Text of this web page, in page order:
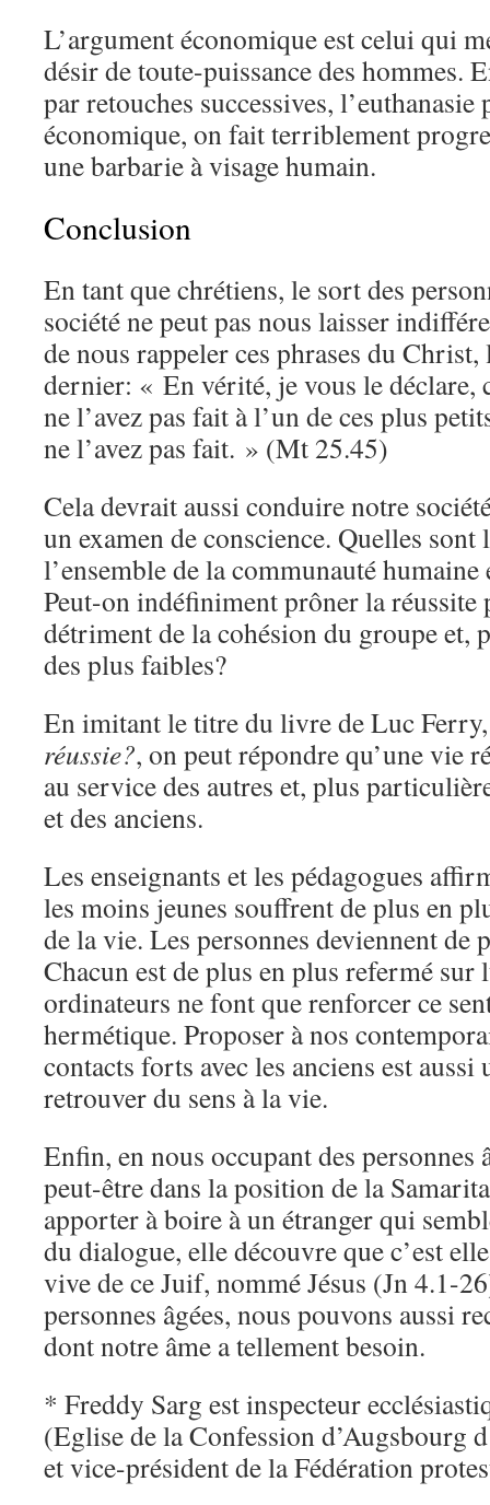
L’argument économique est celui qui
désir de toute-puissance des hommes.
par retouches successives,
économique, on fait terriblement
une barbarie à visage humain.
Conclusion
En tant que chrétiens, le sort des
société ne peut pas nous laisser
de nous rappeler ces phrases du
dernier: « En vérité, je vous le déclare,
ne l’avez pas fait à l’un de ces plus
ne l’avez pas fait. » (Mt 25.45)
Cela devrait aussi conduire notre
un examen de conscience. Quelles
l’ensemble de la communauté humaine
Peut-on indéfiniment prôner la réussite
détriment de la cohésion du groupe et,
des plus faibles?
En imitant le titre du livre de Luc
réussie?, on peut répondre qu’une vie
au service des autres et, plus
et des anciens.
Les enseignants et les pédagogues
les moins jeunes souffrent de plus en
de la vie. Les personnes deviennent de
Chacun est de plus en plus refermé sur
ordinateurs ne font que renforcer ce
hermétique. Proposer à nos
contacts forts avec les anciens est aussi
retrouver du sens à la vie.
Enfin, en nous occupant des personnes
peut-être dans la position de la
apporter à boire à un étranger qui
du dialogue, elle découvre que c’est
vive de ce Juif, nommé Jésus (Jn 4.1-
personnes âgées, nous pouvons aussi
dont notre âme a tellement besoin.
* Freddy Sarg est inspecteur
(Eglise de la Confession d’Augsbourg
et vice-président de la Fédération